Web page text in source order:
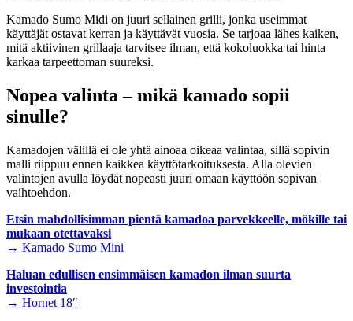
Kamado Sumo Midi on juuri sellainen grilli, jonka useimmat
käyttäjät ostavat kerran ja käyttävät vuosia. Se tarjoaa lähes kaiken,
mitä aktiivinen grillaaja tarvitsee ilman, että kokoluokka tai hinta
karkaa tarpeettoman suureksi.
Nopea valinta – mikä kamado sopii
sinulle?
Kamadojen välillä ei ole yhtä ainoaa oikeaa valintaa, sillä sopivin
malli riippuu ennen kaikkea käyttötarkoituksesta. Alla olevien
valintojen avulla löydät nopeasti juuri omaan käyttöön sopivan
vaihtoehdon.
Etsin mahdollisimman pientä kamadoa parvekkeelle, mökille tai
mukaan otettavaksi
→ Kamado Sumo Mini
Haluan edullisen ensimmäisen kamadon ilman suurta
investointia
→ Hornet 18″